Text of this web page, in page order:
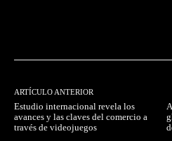
ARTÍCULO ANTERIOR
Estudio internacional revela los
avances y las claves del comercio a
través de videojuegos